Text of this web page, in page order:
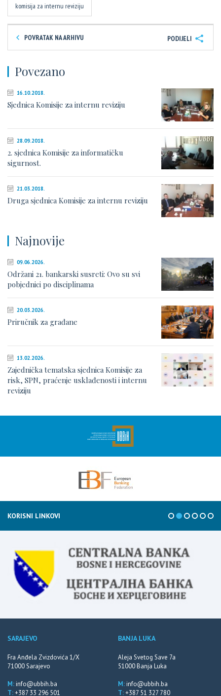
komisija za internu reviziju
POVRATAK NA ARHIVU PODIJELI
Povezano
16.10.2018.
Sjednica Komisije za internu reviziju
28.09.2018.
2. sjednica Komisije za informatičku
sigurnost.
21.03.2018.
Druga sjednica Komisije za internu reviziju
Najnovije
09.06.2026.
Održani 21. bankarski susreti: Ovo su svi
pobjednici po disciplinama
20.03.2026.
Priručnik za građane
13.02.2026.
Zajednička tematska sjednica Komisije za
risk, SPN, praćenje usklađenosti i internu
reviziju
KORISNI LINKOVI
SARAJEVO
Fra Anđela Zvizdovića 1/X
71000 Sarajevo
M:info@ubbih.ba
T:+387 33 296 501
BANJA LUKA
Aleja Svetog Save 7a
51000 Banja Luka
M:info@ubbih.ba
T:+387 51 327 780